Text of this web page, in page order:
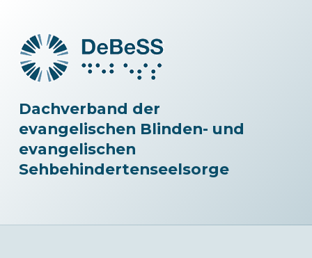
Dachverband der
evangelischen Blinden- und
evangelischen
Sehbehindertenseelsorge